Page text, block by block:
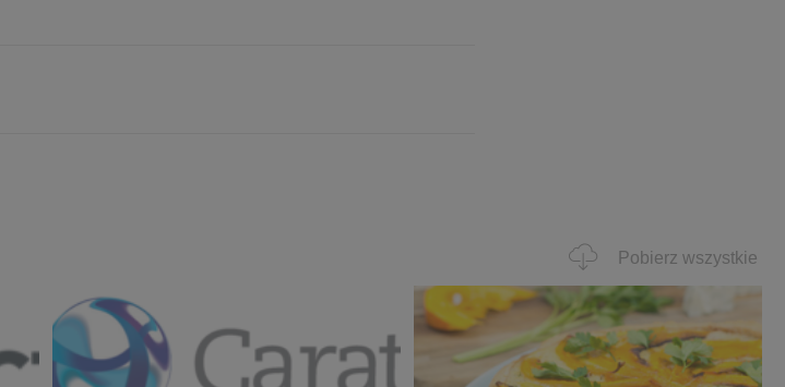
Pobierz wszystkie